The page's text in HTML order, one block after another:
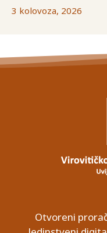
3 kolovoza, 2026
Otvoreni